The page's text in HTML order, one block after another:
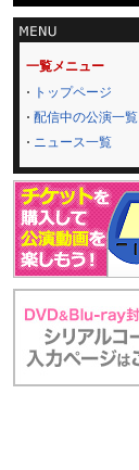
一覧メニュー
トップページ
配信中の公演一覧
ニュース一覧